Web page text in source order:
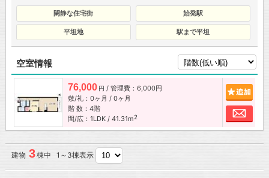
閑静な住宅街 始発駅
平坦地 駅まで平坦
空室情報
76,000 円 / 管理費：6,000円
敷/礼：0ヶ月 / 0ヶ月
階 数：4階
間/広：1LDK / 41.31m2
お
建物 3棟中 1～3棟表示